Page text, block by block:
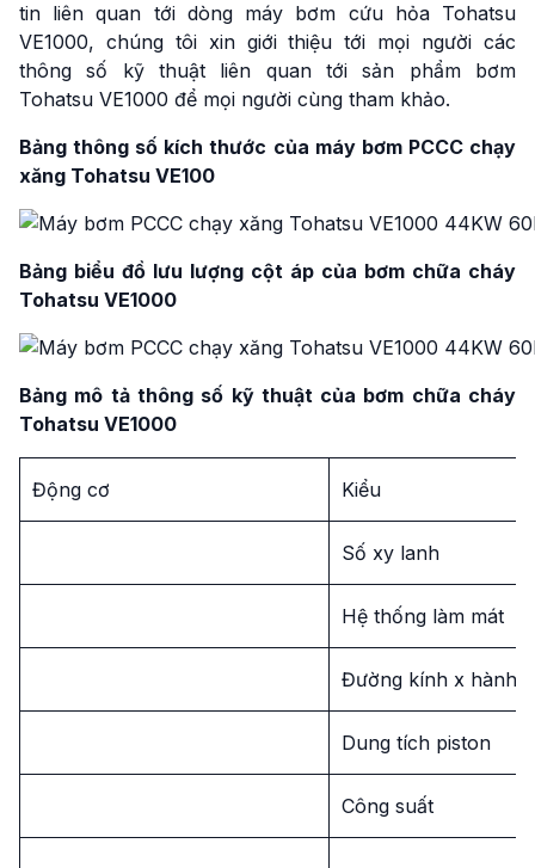
tin liên quan tới dòng máy bơm cứu hỏa Tohatsu
VE1000, chúng tôi xin giới thiệu tới mọi người các
thông số kỹ thuật liên quan tới sản phẩm bơm
Tohatsu VE1000 để mọi người cùng tham khảo.
Bảng thông số kích thước của máy bơm PCCC chạy
xăng Tohatsu VE100
Bảng biểu đồ lưu lượng cột áp của bơm chữa cháy
Tohatsu VE1000
Bảng mô tả thông số kỹ thuật của bơm chữa cháy
Tohatsu VE1000
Động cơ Kiểu
Số xy lanh
Hệ thống làm mát
Đường kính x hành
Dung tích piston
Công suất